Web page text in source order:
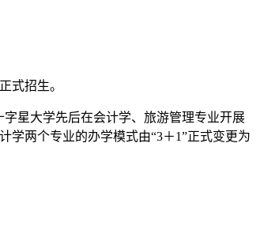
式招生。
星大学先后在会计学、旅游管理专业开展
学两个专业的办学模式由“3＋1”正式变更为